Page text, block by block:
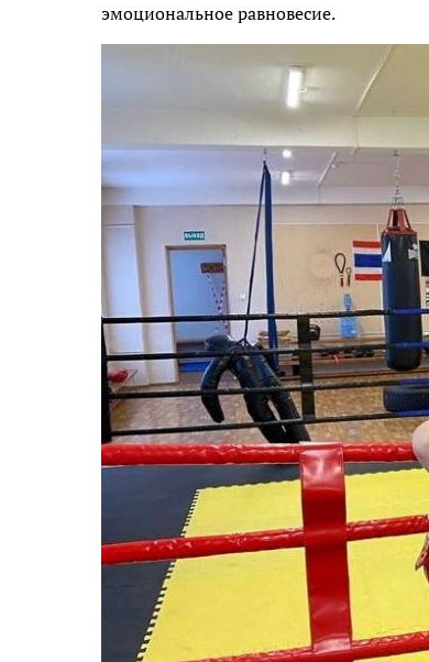
эмоциональное равновесие.